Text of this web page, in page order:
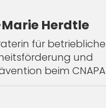
Herdtle
für betriebliche
und
beim CNAPA